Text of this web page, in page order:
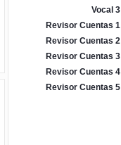
Vocal 3
Revisor Cuentas 1
Revisor Cuentas 2
Revisor Cuentas 3
Revisor Cuentas 4
Revisor Cuentas 5